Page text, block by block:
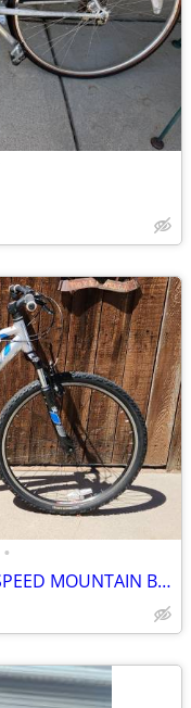
•
26" DIAMONDBACK SERRENTO 21SPEED MOUNTAIN BIKE